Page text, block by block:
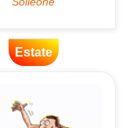
Estate